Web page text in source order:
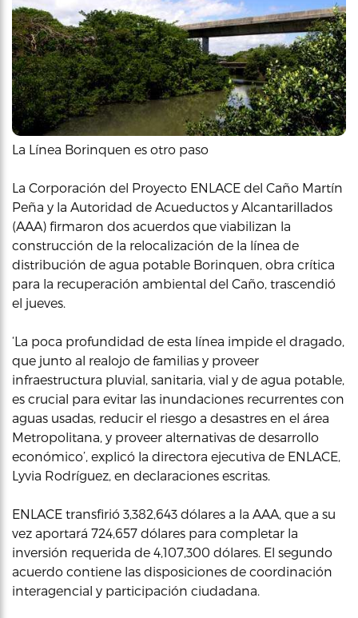
La Línea Borinquen es otro paso
La Corporación del Proyecto ENLACE del Caño Martín
Peña y la Autoridad de Acueductos y Alcantarillados
(AAA) firmaron dos acuerdos que viabilizan la
construcción de la relocalización de la línea de
distribución de agua potable Borinquen, obra crítica
para la recuperación ambiental del Caño, trascendió
el jueves.
‘La poca profundidad de esta línea impide el dragado,
que junto al realojo de familias y proveer
infraestructura pluvial, sanitaria, vial y de agua potable,
es crucial para evitar las inundaciones recurrentes con
aguas usadas, reducir el riesgo a desastres en el área
Metropolitana, y proveer alternativas de desarrollo
económico’, explicó la directora ejecutiva de ENLACE,
Lyvia Rodríguez, en declaraciones escritas.
ENLACE transfirió 3,382,643 dólares a la AAA, que a su
vez aportará 724,657 dólares para completar la
inversión requerida de 4,107,300 dólares. El segundo
acuerdo contiene las disposiciones de coordinación
interagencial y participación ciudadana.